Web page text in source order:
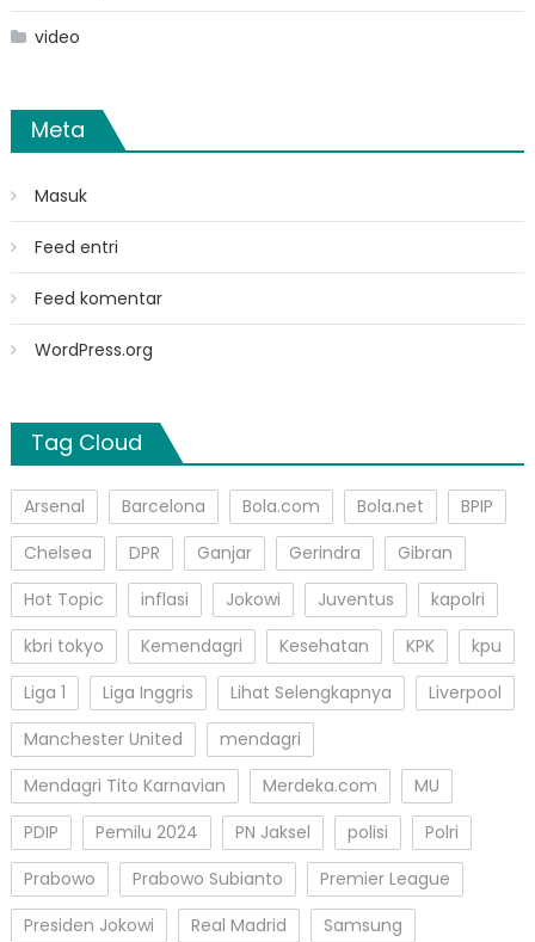
video
Meta
Masuk
Feed entri
Feed komentar
WordPress.org
Tag Cloud
Arsenal Barcelona Bola.com Bola.net
BPIP
Chelsea
DPR Ganjar Gerindra
Gibran
Hot Topic
inflasi Jokowi Juventus
kapolri
kbri tokyo
Kemendagri Kesehatan KPK
kpu
Liga 1
Liga Inggris Lihat Selengkapnya
Liverpool
Manchester United
mendagri
Mendagri Tito Karnavian
Merdeka.com
MU
PDIP
Pemilu 2024 PN Jaksel polisi
Polri
Prabowo
Prabowo Subianto
Premier League
Presiden Jokowi
Real Madrid
Samsung